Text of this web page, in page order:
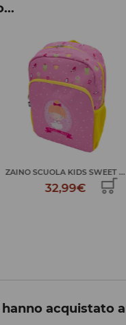
SWEET ...
acquistato